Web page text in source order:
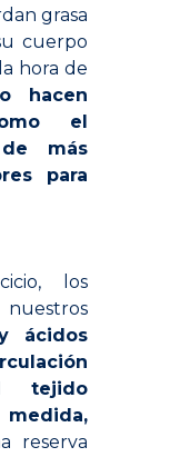
grasa
cuerpo
hora de
hacen
el
de más
para
los
ácidos
tejido
reserva